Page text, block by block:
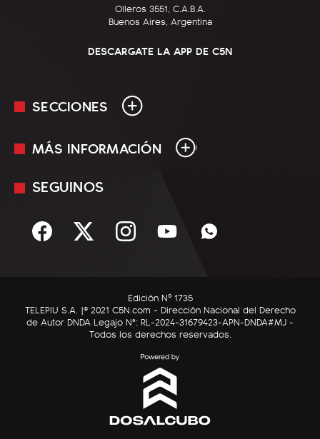
Olleros 3551, C.A.B.A.
Buenos Aires, Argentina
DESCARGATE LA APP DE C5N
SECCIONES
En Vivo
Sociedad
C5N Autos
RatingCero
MÁS INFORMACIÓN
Mediakit
Términos y condiciones
SEGUINOS
Edición Nº 1735
TELEPIU S.A. |© 2021 C5N.com - Dirección Nacional del Derecho
de Autor DNDA Legajo N°: RL-2024-31679423-APN-DNDA#MJ -
Todos los derechos reservados.